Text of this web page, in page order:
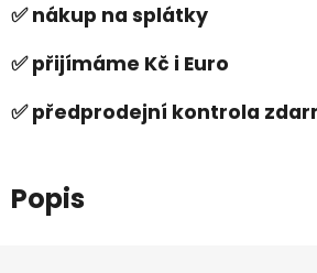
✅ nákup na splátky
✅ přijímáme Kč i Euro
✅ předprodejní kontrola
Popis